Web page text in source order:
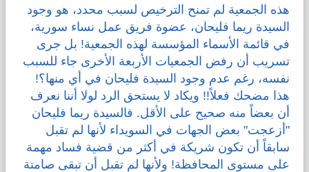
هذه الجمعية لم تمنح الترخيص لسبب محدد، هو وجود
السيدة ريما فليحان، عضوة فريق عمل نساء سورية،
في قائمة الأسماء المؤسسة لهذه الجمعية! بل جرى
تسريب أن رفض الجمعيات الأربعة الأخرى جاء للسبب
نفسه، رغم عدم وجود السيدة فليحان في أي منها؟!
هذا مضحك فعلاً!! ويكاد لا يستحق الرد لولا أننا نعرف
أن بعضاً منه صحيح على الأقل. فالسيدة ريما فليحان
"أزعجت" بعض الجهات في السويداء لأنها لم تقبل
سابقاً أن تكون شريكة في أكثر من قضية فساد مهمة
على مستوى المحافظة! ولأنها لم تقبل أن تبقى صامتة